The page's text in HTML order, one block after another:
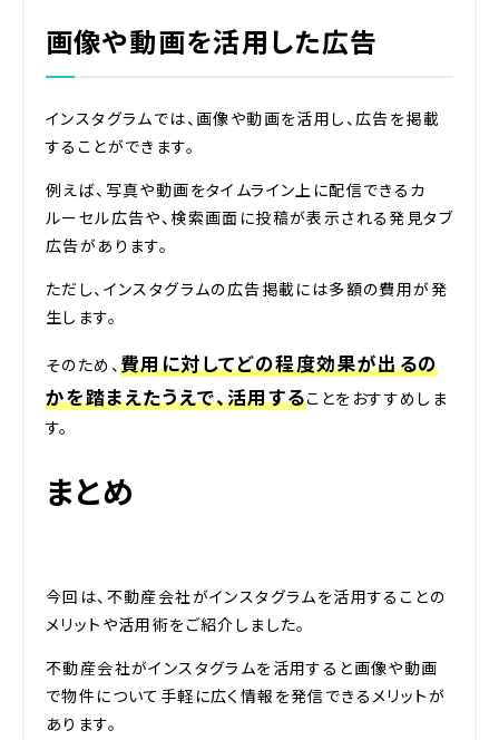
画像や動画を活用した広告
インスタグラムでは、画像や動画を活用し、広告を掲載
することができます。
例えば、写真や動画をタイムライン上に配信できるカ
ルーセル広告や、検索画面に投稿が表示される発見タブ
広告があります。
ただし、インスタグラムの広告掲載には多額の費用が発
生します。
そのため、費用に対してどの程度効果が出るの
かを踏まえたうえで、活用することをおすすめしま
す。
まとめ
今回は、不動産会社がインスタグラムを活用することの
メリットや活用術をご紹介しました。
不動産会社がインスタグラムを活用すると画像や動画
で物件について手軽に広く情報を発信できるメリットが
あります。